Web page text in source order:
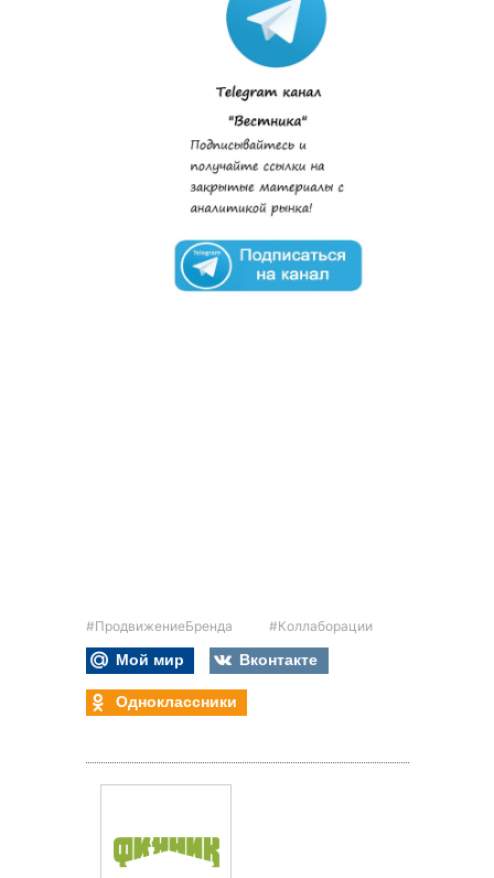
#ПродвижениеБренда #Коллаборации
Мой мир
Вконтакте
Одноклассники